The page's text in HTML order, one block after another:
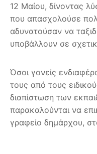
12 Μαίου, δίνοντας
που απασχολούσε
αδυνατούσαν να
υποβάλλουν σε
Όσοι γονείς
τους από τους
διαπίστωση των
παρακαλούνται να
γραφείο δημάρχου,